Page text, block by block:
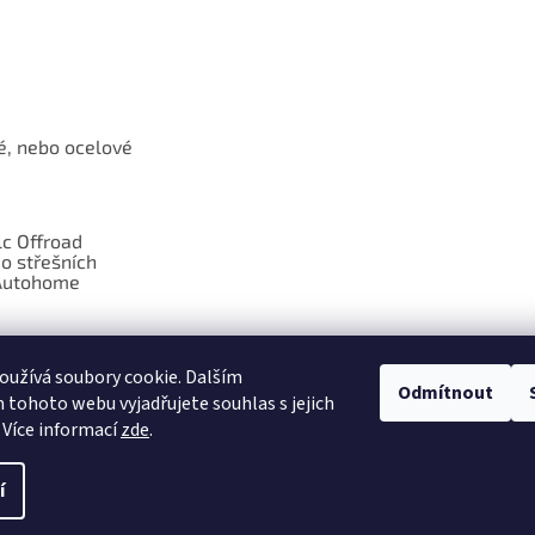
soubory cookie. Dalším
tohoto webu vyjadřujete souhlas s jejich
informacízde.
Odmítnout
nebo ocelové
Offroad
střešních